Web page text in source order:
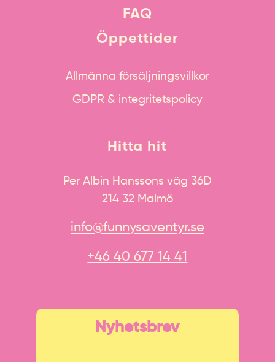
FAQ
Öppettider
Allmänna försäljningsvillkor
GDPR & integritetspolicy
Hitta hit
Per Albin Hanssons väg 36D
214 32 Malmö
info@funnysaventyr.se
+46 40 677 14 41
Nyhetsbrev